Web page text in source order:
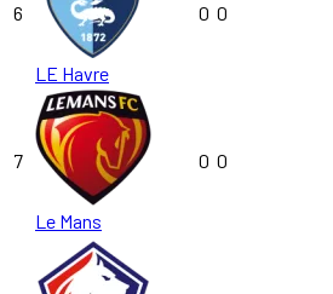
6
LE Havre
0 0
7
Le Mans
0 0